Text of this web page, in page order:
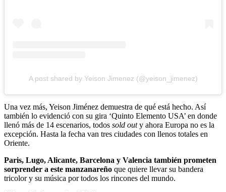
A post shared by Yeison Jimenez (@yeison_jimenez)
Una vez más, Yeison Jiménez demuestra de qué está hecho. Así
también lo evidenció con su gira ‘Quinto Elemento USA’ en donde
llenó más de 14 escenarios, todos sold outy ahora Europa no es la
excepción. Hasta la fecha van tres ciudades con llenos totales en
Oriente.
Paris, Lugo, Alicante, Barcelona y Valencia también prometen
sorprender a este manzanareño que quiere llevar su bandera
tricolor y su música por todos los rincones del mundo.